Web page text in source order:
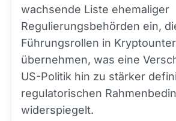
wachsende Liste ehemaliger
Regulierungsbehörden ein,
Führungsrollen in
übernehmen, was eine
US-Politik hin zu stärker
regulatorischen
widerspiegelt.